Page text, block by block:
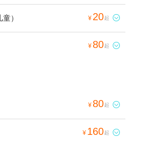
） ¥ 20起 
¥ 80起 
¥ 80起 
¥ 160起 